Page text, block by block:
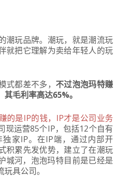
潮玩品牌。潮玩，就是潮流玩
就把它理解为卖给年轻人的玩
式都差不多， 不过泡泡玛特赚
毛利率高达65%。
的是IP的钱，IP才是公司业务
现运营85个IP，包括12个自有
家IP。在IP端，通过内部开
积累先发优势，建立了在潮玩
城河，泡泡玛特目前是已经是
具公司。